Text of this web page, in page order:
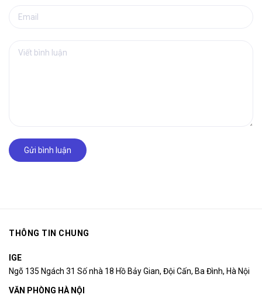
Gửi bình luận
THÔNG TIN CHUNG
IGE
Ngõ 135 Ngách 31 Số nhà 18 Hồ Bảy Gian, Đội Cấn, Ba Đình, Hà Nội
VĂN PHÒNG HÀ NỘI